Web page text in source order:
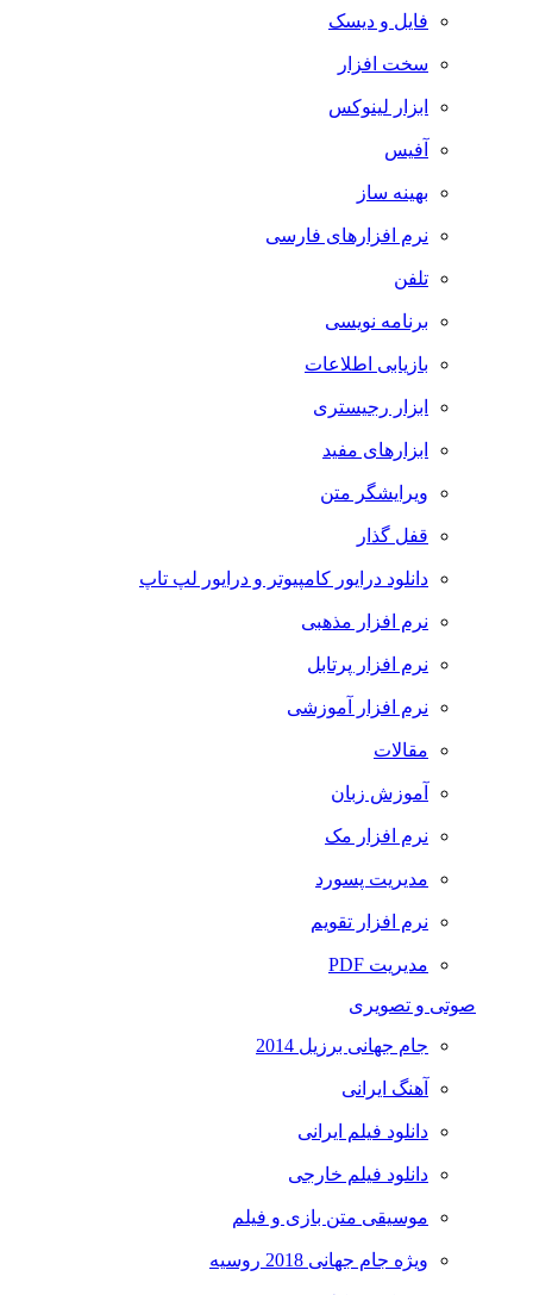
فایل و دیسک
سخت افزار
ابزار لینوکس
آفیس
بهینه ساز
نرم افزارهای فارسی
تلفن
برنامه نویسی
بازیابی اطلاعات
ابزار رجیستری
ابزارهای مفید
ویرایشگر متن
قفل گذار
دانلود درایور کامپیوتر و درایور لپ تاپ
نرم افزار مذهبی
نرم افزار پرتابل
نرم افزار آموزشی
مقالات
آموزش زبان
نرم افزار مک
مدیریت پسورد
نرم افزار تقویم
مدیریت PDF
صوتی و تصویری
جام جهانی برزیل 2014
آهنگ ایرانی
دانلود فیلم ایرانی
دانلود فیلم خارجی
موسیقی متن بازی و فیلم
ویژه جام جهانی 2018 روسیه